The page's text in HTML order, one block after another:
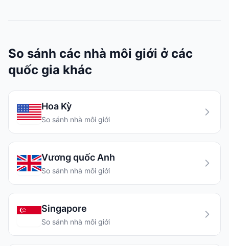
So sánh các nhà môi giới ở các
quốc gia khác
Hoa Kỳ
So sánh nhà môi giới
Vương quốc Anh
So sánh nhà môi giới
Singapore
So sánh nhà môi giới